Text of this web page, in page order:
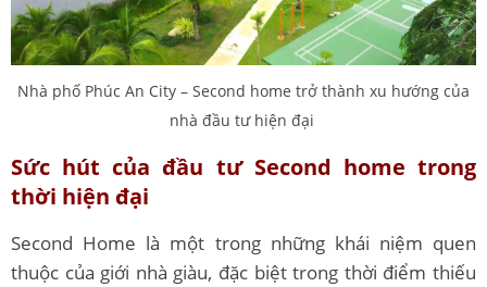
Nhà phố Phúc An City – Second home trở thành xu hướng của
nhà đầu tư hiện đại
Sức hút của đầu tư Second home trong
thời hiện đại
Second Home là một trong những khái niệm quen
thuộc của giới nhà giàu, đặc biệt trong thời điểm thiếu